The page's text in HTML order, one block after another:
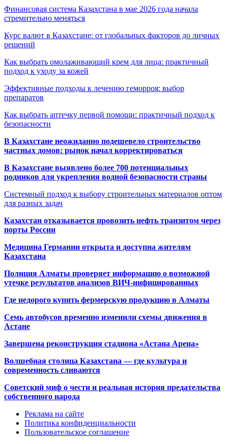
Финансовая система Казахстана в мае 2026 года начала
стремительно меняться
Курс валют в Казахстане: от глобальных факторов до личных
решений
Как выбрать омолаживающий крем для лица: практичный
подход к уходу за кожей
Эффективные подходы к лечению геморроя: выбор
препаратов
Как выбрать аптечку первой помощи: практичный подход к
безопасности
В Казахстане неожиданно подешевело строительство
частных домов: рынок начал корректироваться
В Казахстане выявлено более 700 потенциальных
родников для укрепления водной безопасности страны
Системный подход к выбору строительных материалов оптом
для разных задач
Казахстан отказывается провозить нефть транзитом через
порты России
Медицина Германии открыта и доступна жителям
Казахстана
Полиция Алматы проверяет информацию о возможной
утечке результатов анализов ВИЧ-инфицированных
Где недорого купить фермерскую продукцию в Алматы
Семь автобусов временно изменили схемы движения в
Астане
Завершена реконструкция стадиона «Астана Арена»
Волшебная столица Казахстана — где культура и
современность сливаются
Советский миф о чести и реальная история предательства
собственного народа
Реклама на сайте
Политика конфиденциальности
Пользовательское соглашение